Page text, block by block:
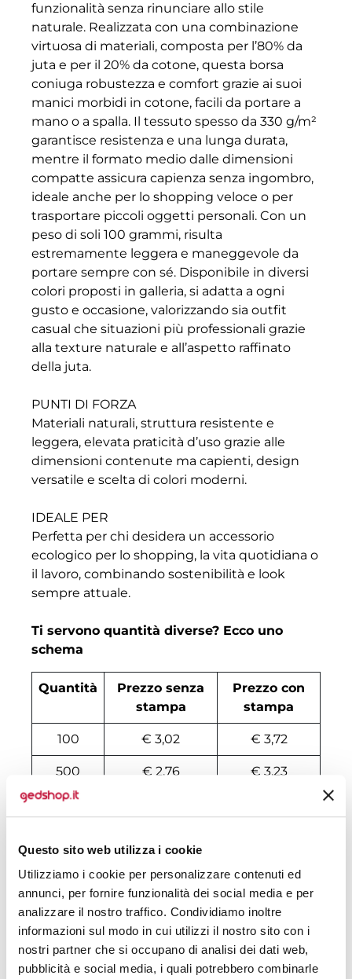
Questo sito web utilizza i cookie
Utilizziamo i cookie per personalizzare contenuti ed
annunci, per fornire funzionalità dei social media e per
analizzare il nostro traffico. Condividiamo inoltre
informazioni sul modo in cui utilizzi il nostro sito con i
nostri partner che si occupano di analisi dei dati web,
pubblicità e social media, i quali potrebbero combinarle
funzionalità senza rinunciare allo stile
naturale. Realizzata con una combinazione
virtuosa di materiali, composta per l’80% da
juta e per il 20% da cotone, questa borsa
coniuga robustezza e comfort grazie ai suoi
manici morbidi in cotone, facili da portare a
mano o a spalla. Il tessuto spesso da 330 g/m²
garantisce resistenza e una lunga durata,
mentre il formato medio dalle dimensioni
compatte assicura capienza senza ingombro,
ideale anche per lo shopping veloce o per
trasportare piccoli oggetti personali. Con un
peso di soli 100 grammi, risulta
estremamente leggera e maneggevole da
portare sempre con sé. Disponibile in diversi
colori proposti in galleria, si adatta a ogni
gusto e occasione, valorizzando sia outfit
casual che situazioni più professionali grazie
alla texture naturale e all’aspetto raffinato
della juta.
PUNTI DI FORZA
Materiali naturali, struttura resistente e
leggera, elevata praticità d’uso grazie alle
dimensioni contenute ma capienti, design
versatile e scelta di colori moderni.
IDEALE PER
Perfetta per chi desidera un accessorio
ecologico per lo shopping, la vita quotidiana o
il lavoro, combinando sostenibilità e look
sempre attuale.
Ti servono quantità diverse? Ecco uno
schema
Quantità
Prezzo senza
stampa
Prezzo con
stampa
100 € 3,02 € 3,72
500 € 2,76 € 3,23
1000
3000 € 2,82
4000 € 2,46 € 2,81
5000 € 2,44 € 2,80
6000 € 2,39 € 2,78